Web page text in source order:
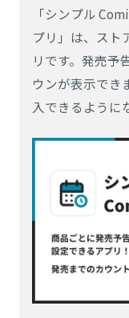
「シンプル
プリ」は、スト
リです。発売予
ウンが表示でき
入できるように